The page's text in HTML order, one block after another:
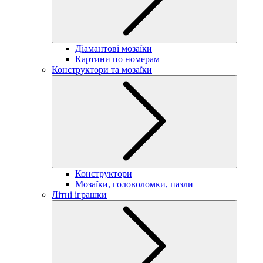
Діамантові мозаїки
Картини по номерам
Конструктори та мозаїки
Конструктори
Мозаїки, головоломки, пазли
Літні іграшки